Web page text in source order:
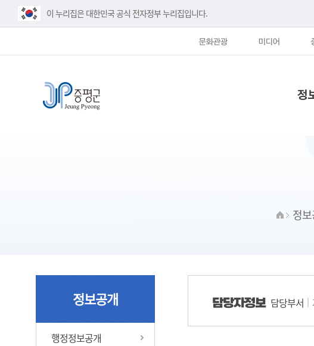
이 누리집은 대한민국 공식 전자정부 누리집입니다.
문화관광 미디어
정
정
정보공개
행정정보공개
담당자정보 담당부서